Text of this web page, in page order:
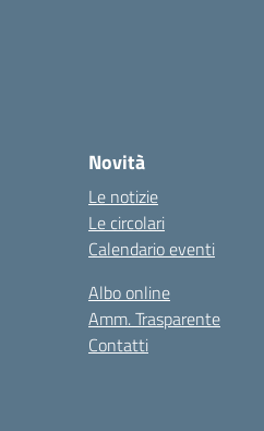
Novità
Le notizie
Le circolari
Calendario eventi
Albo online
Amm. Trasparente
Contatti